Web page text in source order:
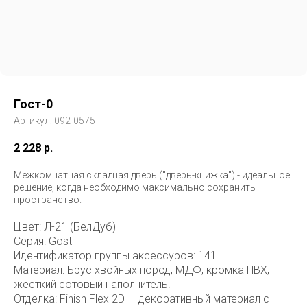
Гост-0
Артикул: 092-0575
2 228 р.
Межкомнатная складная дверь ("дверь-книжка") - идеальное
решение, когда необходимо максимально сохранить
пространство.
Цвет: Л-21 (БелДуб)
Серия: Gost
Идентификатор группы аксессуров: 141
Материал: Брус хвойных пород, МДФ, кромка ПВХ,
жесткий сотовый наполнитель.
Отделка: Finish Flex 2D — декоративный материал с